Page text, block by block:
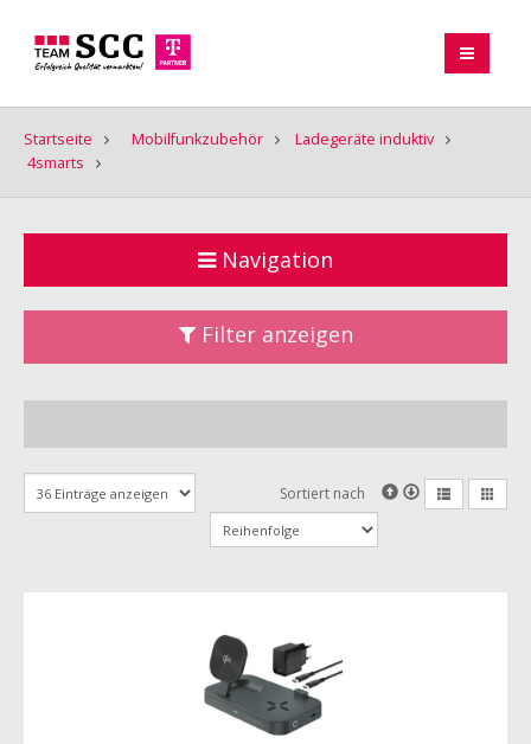
Startseite Mobilfunkzubehör
Ladegeräte induktiv
4smarts
Navigation
Filter anzeigen
Sortiert nach